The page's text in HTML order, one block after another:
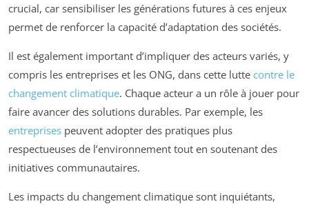
crucial, car sensibiliser les générations futures à ces enjeux
permet de renforcer la capacité d’adaptation des sociétés.
Il est également important d’impliquer des acteurs variés, y
compris les entreprises et les ONG, dans cette lutte contre le
changement climatique. Chaque acteur a un rôle à jouer pour
faire avancer des solutions durables. Par exemple, les
entreprises peuvent adopter des pratiques plus
respectueuses de l’environnement tout en soutenant des
initiatives communautaires.
Les impacts du changement climatique sont inquiétants,